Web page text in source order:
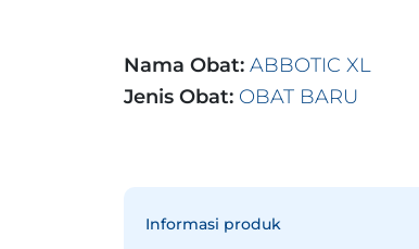
Nama Obat: ABBOTIC XL
Jenis Obat: OBAT BARU
Informasi produk